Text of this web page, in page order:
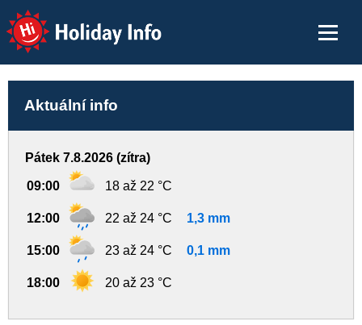
Holiday Info
Aktuální info
Pátek 7.8.2026 (zítra)
09:00 18 až 22 °C
12:00 22 až 24 °C 1,3 mm
15:00 23 až 24 °C 0,1 mm
18:00 20 až 23 °C